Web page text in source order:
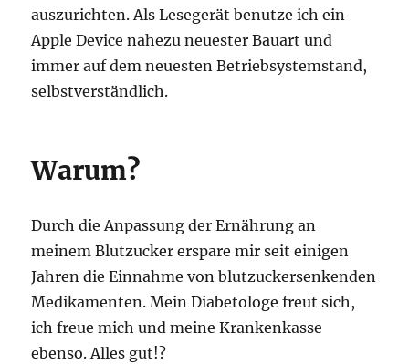
auszurichten. Als Lesegerät benutze ich ein
Apple Device nahezu neuester Bauart und
immer auf dem neuesten Betriebsystemstand,
selbstverständlich.
Warum?
Durch die Anpassung der Ernährung an
meinem Blutzucker erspare mir seit einigen
Jahren die Einnahme von blutzuckersenkenden
Medikamenten. Mein Diabetologe freut sich,
ich freue mich und meine Krankenkasse
ebenso. Alles gut!?